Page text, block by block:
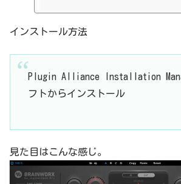
インストール方法
Plugin Alliance Installation
フトからインストール
見た目はこんな感じ。